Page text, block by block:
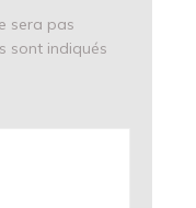
sera pas
sont indiqués